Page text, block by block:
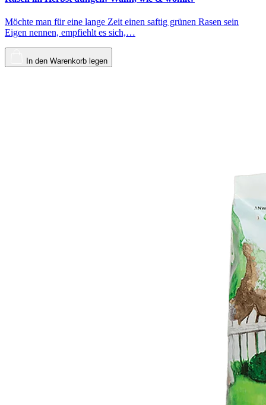
Möchte man für eine lange Zeit einen saftig grünen Rasen sein
Eigen nennen, empfiehlt es sich,…
In den Warenkorb legen